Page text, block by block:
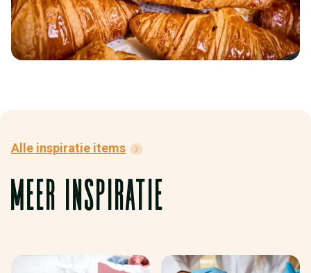
MEER INSPIRATIE
Alle inspiratie items